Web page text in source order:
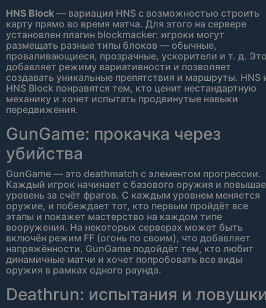
HNS Block — вариация HNS с возможностью строить
карту прямо во время матча. Для этого на сервере
установлен плагин blockmacker: игроки могут
размещать разные типы блоков — обычные,
проваливающиеся, прозрачные, ускорители и т. д.
добавляет режиму вариативности и позволяет
создавать уникальные препятствия и маршруты. HNS
HNS Block понравятся тем, кто ценит нестандартную
механику и хочет испытать продвинутые навыки
передвижения.
GunGame: прокачка через
убийства
GunGame — это deathmatch с элементом прогрессии.
Каждый игрок начинает с базового оружия и
уровень за счёт фрагов. С каждым уровнем меняется
оружие, и побеждает тот, кто первым пройдёт все
этапы и покажет мастерство на каждом типе
вооружения. На некоторых серверах может быть
включён режим FF (огонь по своим), что добавляет
напряжённости. GunGame подойдёт тем, кто любит
динамичные матчи и хочет попробовать все виды
оружия в рамках одного раунда.
Deathrun: испытания и